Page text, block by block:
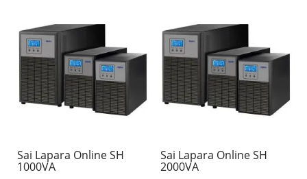
Sai Lapara Online SH
1000VA
Sai Lapara Online SH
2000VA